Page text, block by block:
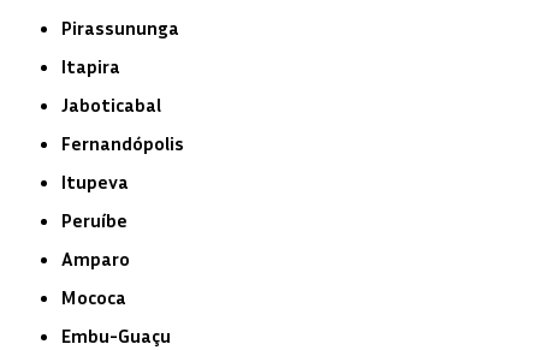
Pirassununga
Itapira
Jaboticabal
Fernandópolis
Itupeva
Peruíbe
Amparo
Mococa
Embu-Guaçu